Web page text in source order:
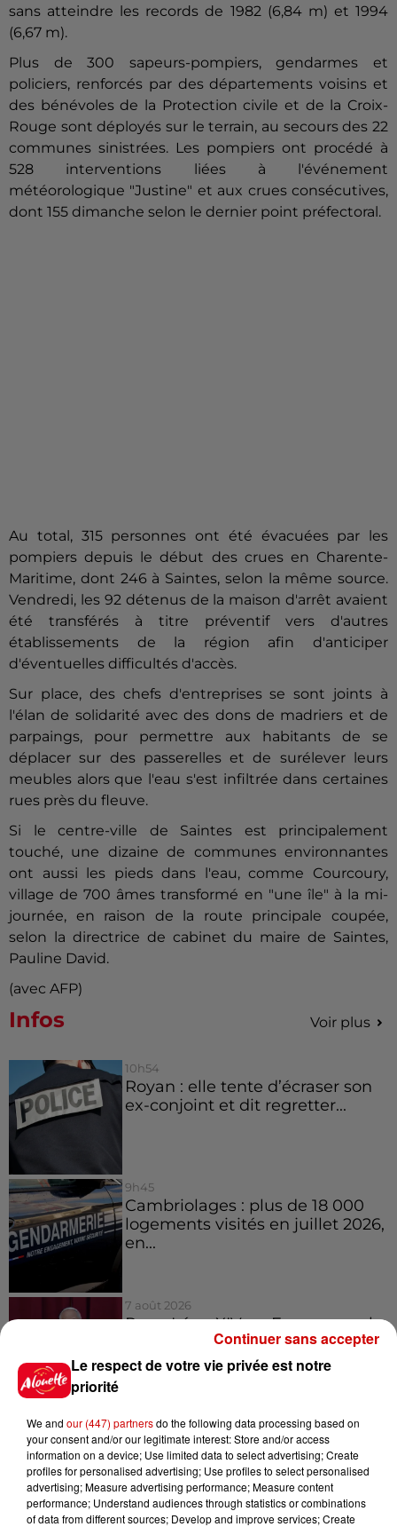
sans atteindre les records de 1982 (6,84 m) et 1994
(6,67 m).
Plus de 300 sapeurs-pompiers, gendarmes et
policiers, renforcés par des départements voisins et
des bénévoles de la Protection civile et de la Croix-
Rouge sont déployés sur le terrain, au secours des 22
communes sinistrées. Les pompiers ont procédé à
528 interventions liées à l'événement
météorologique "Justine" et aux crues consécutives,
dont 155 dimanche selon le dernier point préfectoral.
Au total, 315 personnes ont été évacuées par les
pompiers depuis le début des crues en Charente-
Maritime, dont 246 à Saintes, selon la même source.
Vendredi, les 92 détenus de la maison d'arrêt avaient
été transférés à titre préventif vers d'autres
établissements de la région afin d'anticiper
d'éventuelles difficultés d'accès.
Sur place, des chefs d'entreprises se sont joints à
l'élan de solidarité avec des dons de madriers et de
parpaings, pour permettre aux habitants de se
déplacer sur des passerelles et de surélever leurs
meubles alors que l'eau s'est infiltrée dans certaines
rues près du fleuve.
Si le centre-ville de
Saintes
est principalement
touché, une dizaine de communes environnantes
ont aussi les pieds dans l'eau, comme Courcoury,
village de 700 âmes transformé en "une île" à la mi-
journée, en raison de la route principale coupée,
selon la directrice de cabinet du maire de Saintes,
Pauline David.
(avec AFP)
Infos Voir plus
10h54
Royan : elle tente d’écraser son
ex-conjoint et dit regretter...
9h45
Cambriolages : plus de 18 000
logements visités en juillet 2026,
en...
7 août 2026
Pape Léon XIV en France : quel
est son programme ?
7 août 2026
Limoges : un bébé d'un mois
blessé dans un incendie, un
appartement...
Le respect de votre vie privée est notre
priorité
We and our (447) partnersdo the following data processing based on
your consent and/or our legitimate interest: Store and/or access
information on a device; Use limited data to select advertising; Create
profiles for personalised advertising; Use profiles to select personalised
advertising; Measure advertising performance; Measure content
performance; Understand audiences through statistics or combinations
of data from different sources; Develop and improve services; Create
Continuer sans accepter